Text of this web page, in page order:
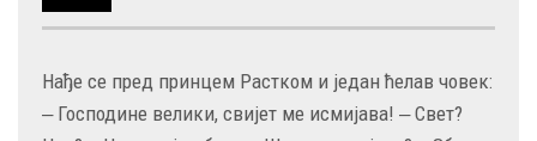
Нађе се пред принцем Растком и један ћелав човек:
‒ Господине велики, свијет ме исмијава! ‒ Свет?